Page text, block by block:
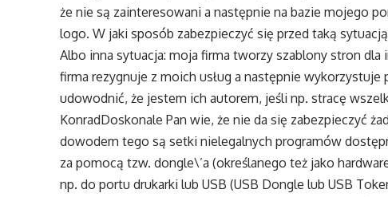
że nie są zainteresowani a następnie na bazie mojego
logo. W jaki sposób zabezpieczyć się przed taką
Albo inna sytuacja: moja firma tworzy szablony stron
firma rezygnuje z moich usług a następnie wykorzystuje
udowodnić, że jestem ich autorem, jeśli np. stracę
KonradDoskonale Pan wie, że nie da się zabezpieczyć
dowodem tego są setki nielegalnych programów
za pomocą tzw. dongle\’a (określanego też jako
np. do portu drukarki lub USB (USB Dongle lub USB